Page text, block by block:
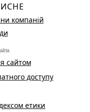
компаній
сайтом
доступу
етики